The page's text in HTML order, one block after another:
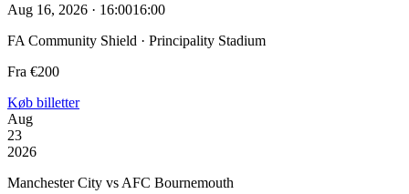
Aug 16, 2026 · 16:0016:00
FA Community Shield · Principality Stadium
Fra €200
Køb billetter
Aug
23
2026
Manchester City vs AFC Bournemouth